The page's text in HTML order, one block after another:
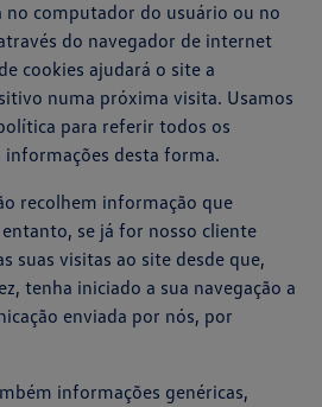
no computador do usuário ou no
do navegador de internet
cookies ajudará o site a
numa próxima visita. Usamos
para referir todos os
desta forma.
recolhem informação que
se já for nosso cliente
suas visitas ao site desde que,
tenha iniciado a sua navegação a
enviada por nós, por
informações genéricas,